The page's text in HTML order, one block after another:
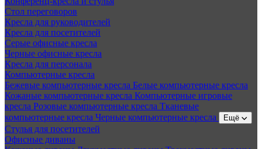
Стол переговоров
Кресла для руководителей
Кресла для посетителей
Серые офисные кресла
Черные офисные кресла
Кресла для персонала
Компьютерные кресла
Бежевые компьютерные кресла Белые компьютерные кресла
Кожаные компьютерные кресла Компьютерные игровые
кресла Розовые компьютерные кресла Тканевые
компьютерные кресла Черные компьютерные кресла Ещё
Стулья для посетителей
Офисные диваны